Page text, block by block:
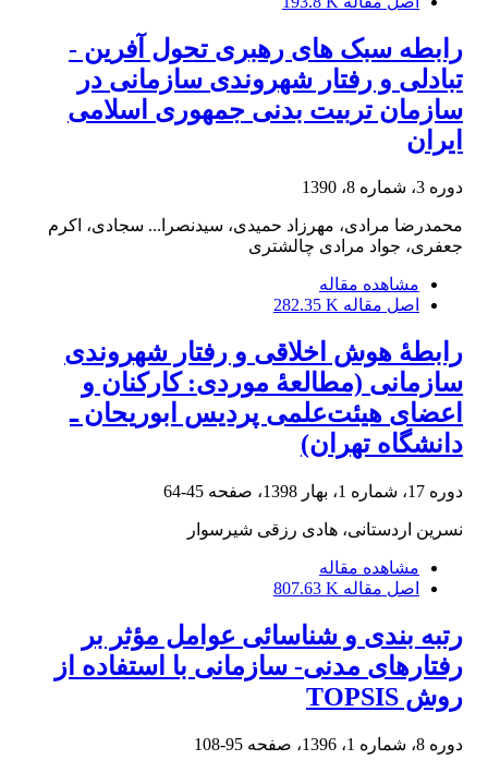
رابطه سبک های رهبری تحول آفرین -
تبادلی و رفتار شهروندی سازمانی در
سازمان تربیت بدنی جمهوری اسلامی
ایران
دوره 3، شماره 8، 1390
محمدرضا مرادی، مهرزاد حمیدی، سیدنصرا... سجادی، اکرم
جعفری، جواد مرادی چالشتری
مشاهده مقاله
اصل مقاله 282.35 K
رابطۀ هوش اخلاقی و رفتار شهروندی
سازمانی (مطالعۀ موردی: کارکنان و
اعضای هیئت‌علمی پردیس ابوریحان ـ
دانشگاه تهران)
دوره 17، شماره 1، بهار 1398، صفحه 45-64
نسرین اردستانی، هادی رزقی شیرسوار
مشاهده مقاله
اصل مقاله 807.63 K
رتبه بندی و شناسائی عوامل مؤثر بر
رفتارهای مدنی- سازمانی با استفاده از
روش TOPSIS
دوره 8، شماره 1، 1396، صفحه 95-108